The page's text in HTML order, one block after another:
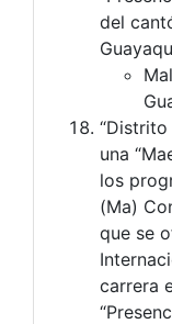
del
una
los
(Ma)
que se
carrera